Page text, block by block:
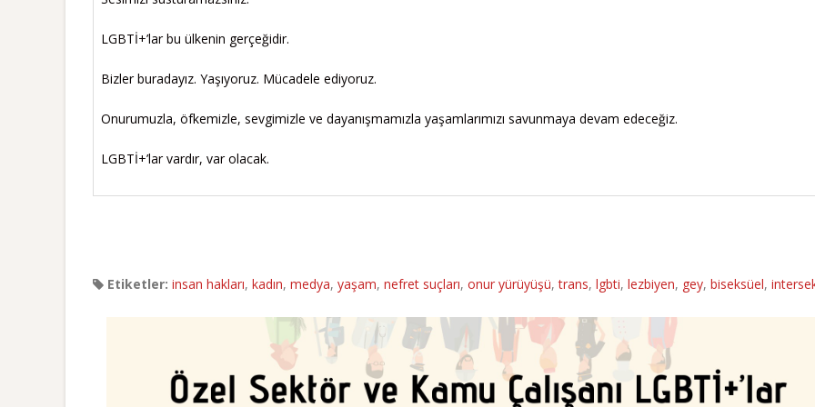
LGBTİ+’lar bu ülkenin gerçeğidir.
Bizler buradayız. Yaşıyoruz. Mücadele ediyoruz.
Onurumuzla, öfkemizle, sevgimizle ve dayanışmamızla yaşamlarımızı savunmaya devam edeceğiz.
LGBTİ+’lar vardır, var olacak.
Etiketler: insan hakları, kadın, medya, yaşam, nefret suçları, onur yürüyüşü,trans, lgbti, lezbiyen, gey, biseksüel,